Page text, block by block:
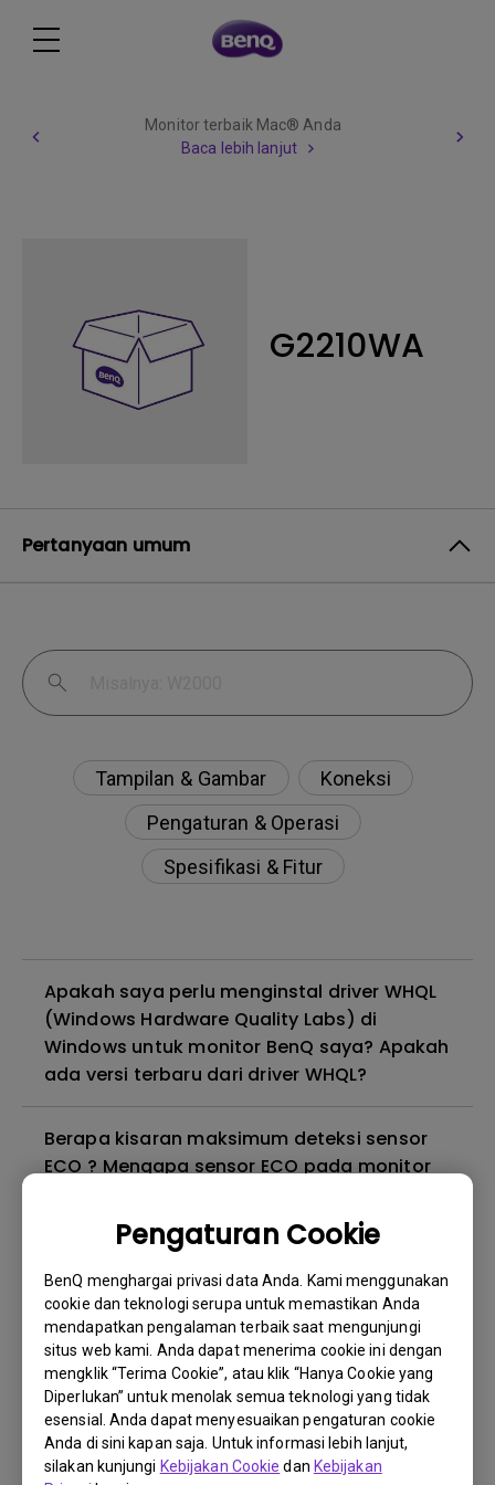
Pengaturan Cookie
BenQ menghargai privasi data Anda. Kami menggunakan
cookie dan teknologi serupa untuk memastikan Anda
mendapatkan pengalaman terbaik saat mengunjungi
situs web kami. Anda dapat menerima cookie ini dengan
mengklik “Terima Cookie”, atau klik “Hanya Cookie yang
Diperlukan” untuk menolak semua teknologi yang tidak
esensial. Anda dapat menyesuaikan pengaturan cookie
Anda di sini kapan saja. Untuk informasi lebih lanjut,
silakan kunjungi Kebijakan Cookie dan Kebijakan
Monitor terbaik Mac® Anda
Baca lebih lanjut
G2210WA
Pertanyaan umum
Tampilan & Gambar
Koneksi
Pengaturan & Operasi
Spesifikasi & Fitur
Apakah saya perlu menginstal driver WHQL
(Windows Hardware Quality Labs) di
Windows untuk monitor BenQ saya? Apakah
ada versi terbaru dari driver WHQL?
Berapa kisaran maksimum deteksi sensor
ECO ? Mengapa sensor ECO pada monitor
mestinya?
Mengapa monitor saya berkedip-kedip?
Mengapa monitor BenQ saya tidak dapat
ditampilkan dengan benar melalui kabel
USB-C(Type C)?
Apa itu kebocoran lampu latar atau